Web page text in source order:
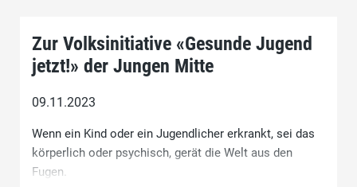
Zur Volksinitiative «Gesunde Jugend
jetzt!» der Jungen Mitte
09.11.2023
Wenn ein Kind oder ein Jugendlicher erkrankt, sei das
körperlich oder psychisch, gerät die Welt aus den
Fugen.